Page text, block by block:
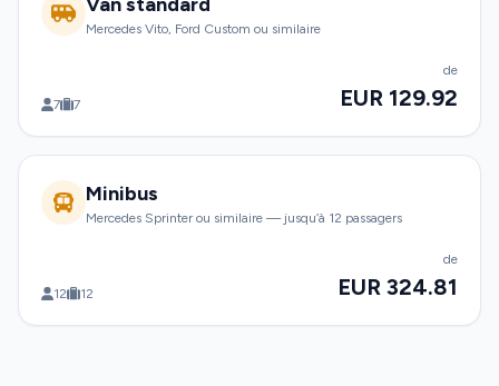
Mercedes Vito, Ford Custom ou similaire
7 7
de
EUR 129.92
Minibus
Mercedes Sprinter ou similaire — jusqu’à 12 passagers
12 12
de
EUR 324.81